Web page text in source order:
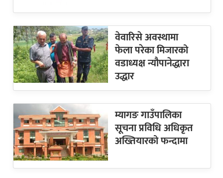
वेवारिसे अवस्थामा
फेला परेका मिजारको
वडाध्यक्ष न्यौपानेद्धारा
उद्धार
म्यागङ गाउँपालिका
सूचना प्रविधि अधिकृत
अख्तियारको फन्दामा